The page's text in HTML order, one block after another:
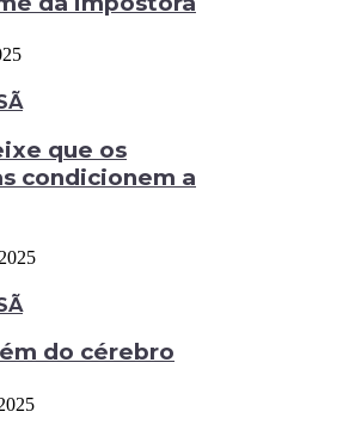
que os
condicionem a
do cérebro